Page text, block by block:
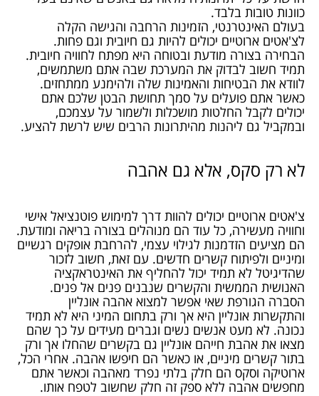
כוונות טובות בלבד.
בעולם האינטרנטי, הזמינות הרחבה והגישה הקלה
לצ'אטים ארוטיים יכולים להיות גם חיובית וגם פחות.
הבחירה בצורה מודעת ובטוחה היא מפתח לחוויה חיובית.
תמיד חשוב לבדוק את המערכת שבה אתם משתמשים,
לוודא את הבטיחות והאמינות שלה ולהימנע ממתחזים.
כאשר אתם פועלים על סמך תחושת הבטן שלכם אתם
יכולים לקבל החלטות מושכלות ולשמור על עצמכם,
ובמקביל גם ליהנות מהיתרונות הרבים שיש לרשת להציע.
לא רק סקס, אלא גם אהבה
צ'אטים ארוטיים יכולים להוות דרך למימוש פוטנציאל אישי
וחוויה מעשירה, כל עוד הם מנוהלים בצורה בריאה ומודעת.
הם מציעים הזדמנות לגילוי עצמי, להרחבת אופקים רגשיים
ומיניים ולפיתוח קשרים חדשים. עם זאת, חשוב לזכור
שהדיגיטל לא תמיד יכול להחליף את האינטראקציה
האנושית הממשית והקשרים שנבנים פנים אל פנים.
הסברה הגורפת שאי אפשר למצוא אהבה אונליין
והתקשרות אונליין היא אך ורק בתחום המיני היא לא תמיד
נכונה. לא מעט אנשים נשים וגברים מעידים על כך שהם
מצאו את אהבת חייהם אונליין גם בקשרים שהחלו אך ורק
בתור קשרים מיניים, או כאשר הם חיפשו אהבה. אחרי הכל,
ארוטיקה וסקס הם חלק בלתי נפרד מאהבה וכאשר אתם
מחפשים אהבה ללא ספק זה חלק שחשוב לטפח אותו.